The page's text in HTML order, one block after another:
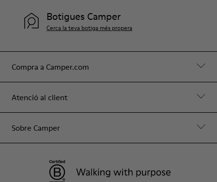
Compra a Camper.com
Atenció al client
Sobre Camper
Botigues Camper
Cerca la teva botiga més propera